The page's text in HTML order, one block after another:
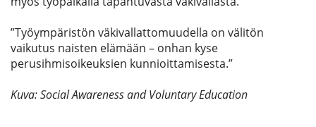
”Työympäristön väkivallattomuudella on välitön
vaikutus naisten elämään – onhan kyse
perusihmisoikeuksien kunnioittamisesta.”
Kuva: Social Awareness and Voluntary Education